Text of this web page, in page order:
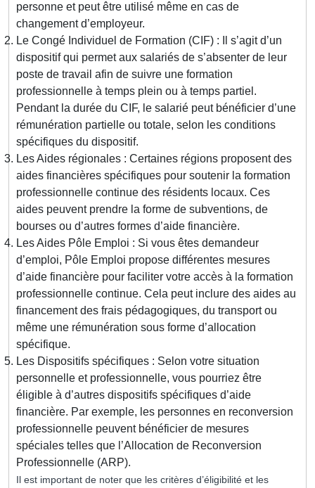
personne et peut être utilisé même en cas de
changement d’employeur.
Le Congé Individuel de Formation (CIF) : Il s’agit d’un
dispositif qui permet aux salariés de s’absenter de leur
poste de travail afin de suivre une formation
professionnelle à temps plein ou à temps partiel.
Pendant la durée du CIF, le salarié peut bénéficier d’une
rémunération partielle ou totale, selon les conditions
spécifiques du dispositif.
Les Aides régionales : Certaines régions proposent des
aides financières spécifiques pour soutenir la formation
professionnelle continue des résidents locaux. Ces
aides peuvent prendre la forme de subventions, de
bourses ou d’autres formes d’aide financière.
Les Aides Pôle Emploi : Si vous êtes demandeur
d’emploi, Pôle Emploi propose différentes mesures
d’aide financière pour faciliter votre accès à la formation
professionnelle continue. Cela peut inclure des aides au
financement des frais pédagogiques, du transport ou
même une rémunération sous forme d’allocation
spécifique.
Les Dispositifs spécifiques : Selon votre situation
personnelle et professionnelle, vous pourriez être
éligible à d’autres dispositifs spécifiques d’aide
financière. Par exemple, les personnes en reconversion
professionnelle peuvent bénéficier de mesures
spéciales telles que l’Allocation de Reconversion
Professionnelle (ARP).
Il est important de noter que les critères d’éligibilité et les